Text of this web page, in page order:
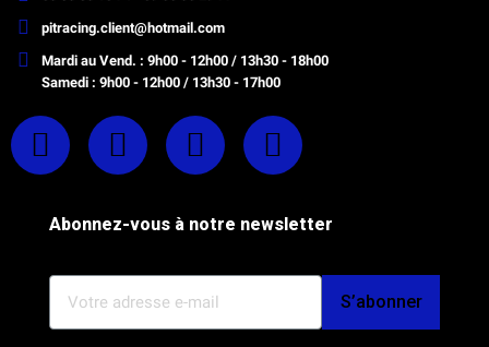
pitracing.client@hotmail.com
Mardi au Vend. : 9h00 - 12h00 / 13h30 - 18h00
Samedi : 9h00 - 12h00 / 13h30 - 17h00
Abonnez-vous à notre newsletter
S’abonner